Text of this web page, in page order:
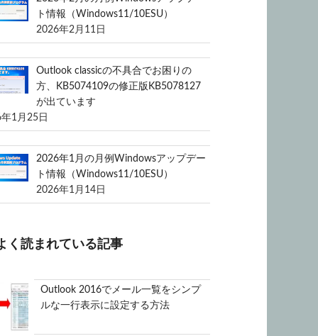
ト情報（Windows11/10ESU）
2026年2月11日
Outlook classicの不具合でお困りの
方、KB5074109の修正版KB5078127
が出ています
1月25日
2026年1月の月例Windowsアップデー
ト情報（Windows11/10ESU）
2026年1月14日
く読まれている記事
Outlook 2016でメール一覧をシンプ
ルな一行表示に設定する方法